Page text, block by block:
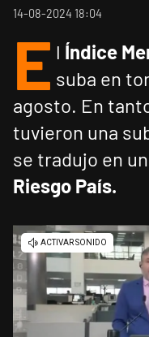
14-08-2024 18:04
E l Índice
suba en
agosto. En
tuvieron una
se tradujo en
Riesgo País.